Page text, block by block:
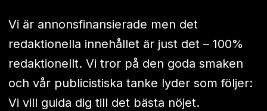
Vi är annonsfinansierade men det
redaktionella innehållet är just det – 100%
redaktionellt. Vi tror på den goda smaken
och vår publicistiska tanke lyder som följer:
Vi vill guida dig till det bästa nöjet.